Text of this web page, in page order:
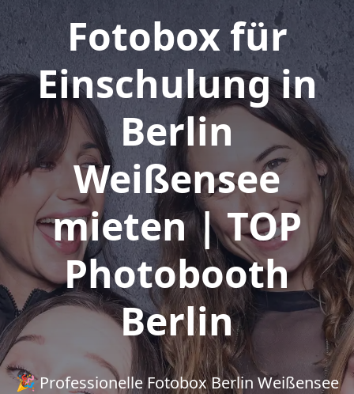
Fotobox für
Einschulung in
Berlin
Weißensee
mieten | TOP
Photobooth
Berlin
🎉 Professionelle Fotobox Berlin Weißensee